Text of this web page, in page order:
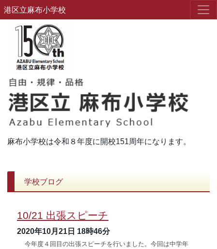
港区立麻布小学校
麻布小学校は令和８年度に開校151周年になります。
学校ブログ
10/21 出張スピーチ
2020年10月21日 18時46分
今年度４回目の出張スピーチを行いました。今回は中学年